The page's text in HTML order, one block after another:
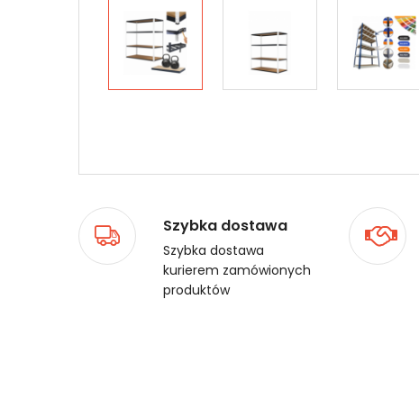
Szybka dostawa
Szybka dostawa
kurierem zamówionych
produktów